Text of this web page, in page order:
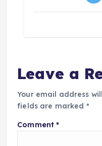
Leave a
Your email address
fields are marked *
Comment*